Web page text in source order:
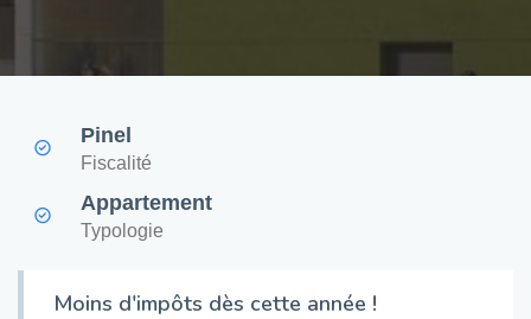
Pinel
Fiscalité
Appartement
Typologie
Moins d'impôts dès cette année !